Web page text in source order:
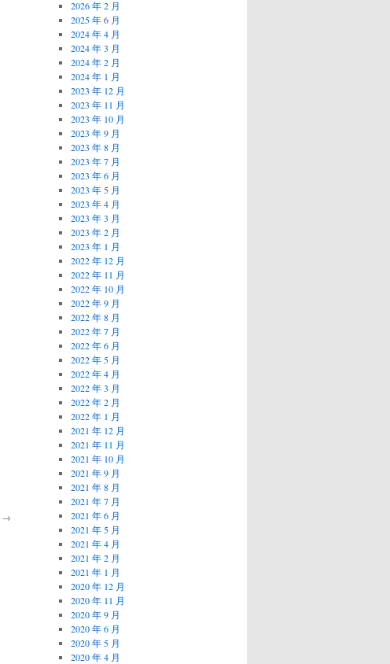
→
2026 年 2 月
2025 年 6 月
2024 年 4 月
2024 年 3 月
2024 年 2 月
2024 年 1 月
2023 年 12 月
2023 年 11 月
2023 年 10 月
2023 年 9 月
2023 年 8 月
2023 年 7 月
2023 年 6 月
2023 年 5 月
2023 年 4 月
2023 年 3 月
2023 年 2 月
2023 年 1 月
2022 年 12 月
2022 年 11 月
2022 年 10 月
2022 年 9 月
2022 年 8 月
2022 年 7 月
2022 年 6 月
2022 年 5 月
2022 年 4 月
2022 年 3 月
2022 年 2 月
2022 年 1 月
2021 年 12 月
2021 年 11 月
2021 年 10 月
2021 年 9 月
2021 年 8 月
2021 年 7 月
2021 年 6 月
2021 年 5 月
2021 年 4 月
2021 年 2 月
2021 年 1 月
2020 年 12 月
2020 年 11 月
2020 年 9 月
2020 年 6 月
2020 年 5 月
2020 年 4 月